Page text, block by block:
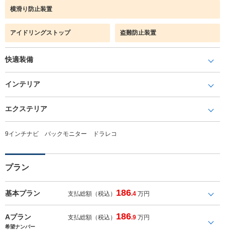
横滑り防止装置
アイドリングストップ 盗難防止装置
快適装備
インテリア
エクステリア
9インチナビ バックモニター ドラレコ
プラン
基本プラン 支払総額（税込） 186.4 万円
Aプラン 支払総額（税込） 186.9 万円
希望ナンバー